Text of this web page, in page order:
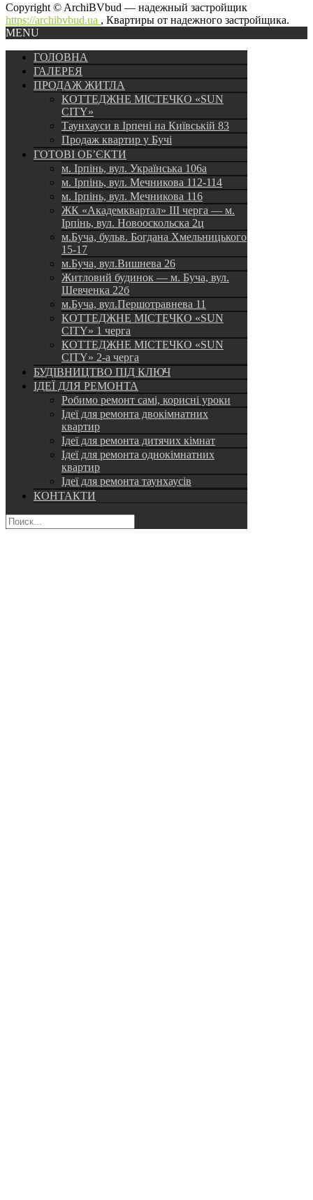
Copyright © ArchiBVbud — надежный застройщик
https://archibvbud.ua , Квартиры от надежного застройщика.
MENU
ГОЛОВНА
ГАЛЕРЕЯ
ПРОДАЖ ЖИТЛА
КОТТЕДЖНЕ МІСТЕЧКО «SUN
CITY»
Таунхауси в Ірпені на Київській 83
Продаж квартир у Бучі
ГОТОВІ ОБ’ЄКТИ
м. Ірпінь, вул. Українська 106а
м. Ірпінь, вул. Мечникова 112-114
м. Ірпінь, вул. Мечникова 116
ЖК «Академквартал» III черга — м.
Ірпінь, вул. Новооскольска 2ц
м.Буча, бульв. Богдана Хмельницького
15-17
м.Буча, вул.Вишнева 26
Житловий будинок — м. Буча, вул.
Шевченка 22б
м.Буча, вул.Першотравнева 11
КОТТЕДЖНЕ МІСТЕЧКО «SUN
CITY» 1 черга
КОТТЕДЖНЕ МІСТЕЧКО «SUN
CITY» 2-а черга
БУДІВНИЦТВО ПІД КЛЮЧ
ІДЕЇ ДЛЯ РЕМОНТА
Робимо ремонт самі, корисні уроки
Ідеї для ремонта двокімнатних
квартир
Ідеї для ремонта дитячих кімнат
Ідеї для ремонта однокімнатних
квартир
Ідеї для ремонта таунхаусів
КОНТАКТИ